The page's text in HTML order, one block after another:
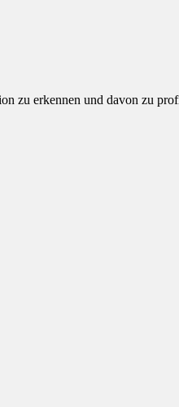
zu erkennen und davon zu